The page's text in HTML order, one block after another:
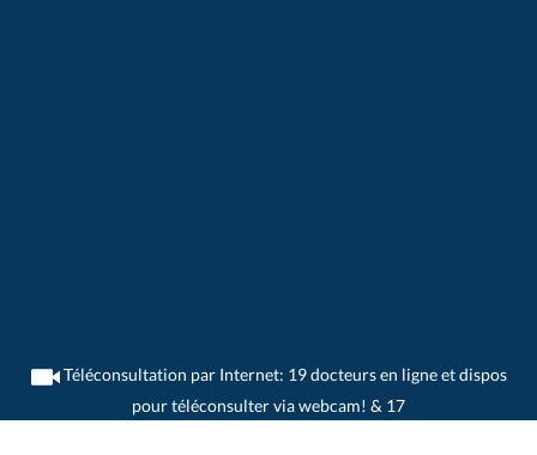
Téléconsultation par Internet: 19 docteurs en ligne et dispos
pour téléconsulter via webcam! & 17
>Généralistes>Cossonay-Ville>Dr. Olivier Bettens